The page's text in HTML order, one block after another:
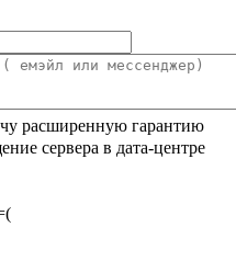
расширенную гарантию
сервера в дата-центре